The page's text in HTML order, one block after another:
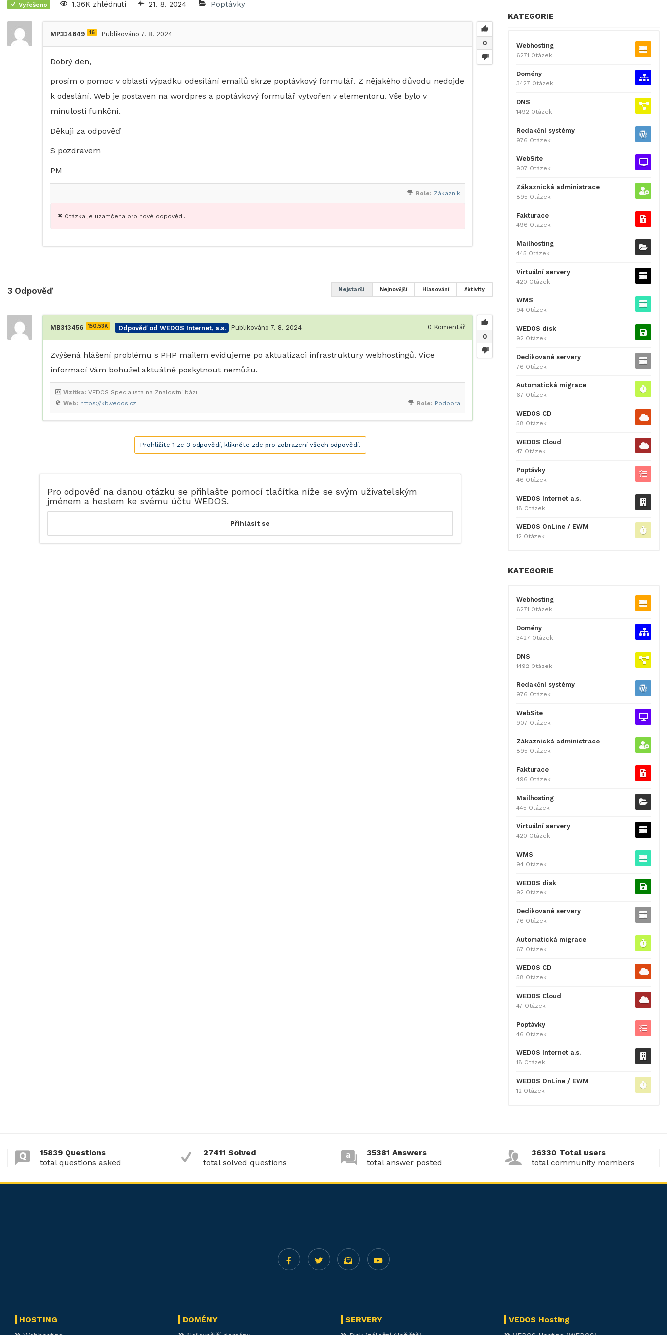
Vyřešeno 1.36K zhlédnutí 21. 8. 2024 Poptávky
0
MP334649 16 Publikováno 7. 8. 2024
Dobrý den,
prosím o pomoc v oblasti výpadku odesílání emailů skrze poptávkový formulář. Z nějakého důvodu nedojde
k odeslání. Web je postaven na wordpres a poptávkový formulář vytvořen v elementoru. Vše bylo v
minulosti funkční.
Děkuji za odpověď
S pozdravem
PM
Role: Zákazník
Otázka je uzamčena pro nové odpovědi.
3 Odpověď Aktivity
Hlasování
Nejnovější
Nejstarší
0
MB313456 150.53K Odpověď od WEDOS Internet, a.s. Publikováno 7. 8. 2024 0 Komentář
Zvýšená hlášení problému s PHP mailem evidujeme po aktualizaci infrastruktury webhostingů. Více
informací Vám bohužel aktuálně poskytnout nemůžu.
Role: Podpora
Web: https://kb.vedos.cz
Vizitka: VEDOS Specialista na Znalostní bázi
Prohlížíte 1 ze 3 odpovědí, klikněte zde pro zobrazení všech odpovědí.
Pro odpověď na danou otázku se přihlašte pomocí tlačítka níže se svým uživatelským
jménem a heslem ke svému účtu WEDOS.
KATEGORIE
Webhosting
6271 Otázek
Domény
3427 Otázek
DNS
1492 Otázek
Redakční systémy
976 Otázek
WebSite
907 Otázek
Zákaznická administrace
895 Otázek
Fakturace
496 Otázek
Mailhosting
445 Otázek
Virtuální servery
420 Otázek
WMS
94 Otázek
WEDOS disk
92 Otázek
Dedikované servery
76 Otázek
Automatická migrace
67 Otázek
WEDOS CD
58 Otázek
WEDOS Cloud
47 Otázek
Poptávky
46 Otázek
WEDOS Internet a.s.
18 Otázek
WEDOS OnLine / EWM
12 Otázek
KATEGORIE
Webhosting
6271 Otázek
Domény
3427 Otázek
DNS
1492 Otázek
Redakční systémy
976 Otázek
WebSite
907 Otázek
Zákaznická administrace
895 Otázek
Fakturace
496 Otázek
Mailhosting
445 Otázek
Virtuální servery
420 Otázek
WMS
94 Otázek
WEDOS disk
92 Otázek
Dedikované servery
76 Otázek
Automatická migrace
67 Otázek
WEDOS CD
58 Otázek
WEDOS Cloud
47 Otázek
Poptávky
46 Otázek
WEDOS Internet a.s.
18 Otázek
WEDOS OnLine / EWM
12 Otázek
15839 Questions
total questions asked
27411 Solved
total solved questions
35381 Answers
total answer posted
36330 Total users
total community members
HOSTING DOMÉNY SERVERY VEDOS Hosting